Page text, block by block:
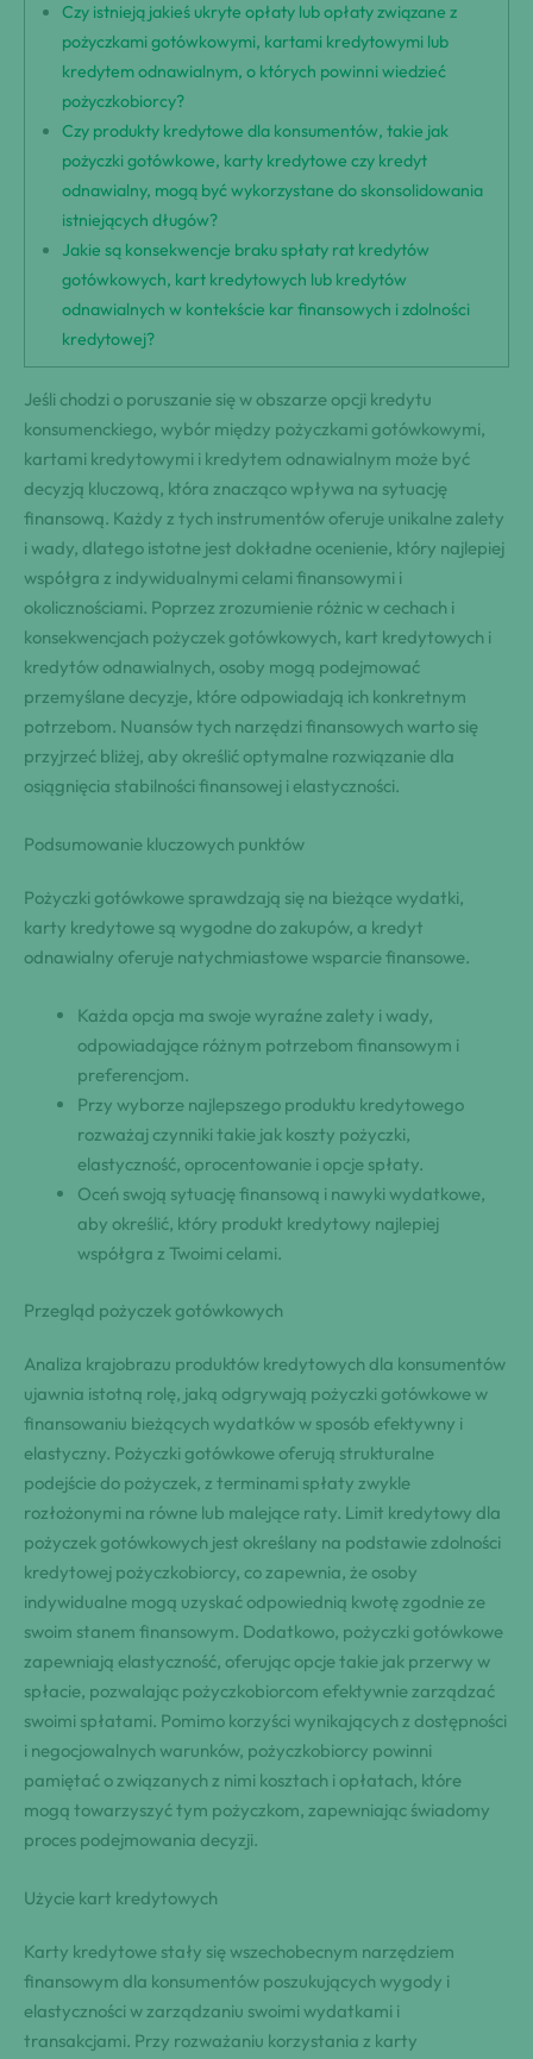
Czy istnieją jakieś ukryte opłaty lub opłaty związane z
pożyczkami gotówkowymi, kartami kredytowymi lub
kredytem odnawialnym, o których powinni wiedzieć
pożyczkobiorcy?
Czy produkty kredytowe dla konsumentów, takie jak
pożyczki gotówkowe, karty kredytowe czy kredyt
odnawialny, mogą być wykorzystane do skonsolidowania
istniejących długów?
Jakie są konsekwencje braku spłaty rat kredytów
gotówkowych, kart kredytowych lub kredytów
odnawialnych w kontekście kar finansowych i zdolności
kredytowej?
Jeśli chodzi o poruszanie się w obszarze opcji kredytu
konsumenckiego, wybór między pożyczkami gotówkowymi,
kartami kredytowymi i kredytem odnawialnym może być
decyzją kluczową, która znacząco wpływa na sytuację
finansową. Każdy z tych instrumentów oferuje unikalne zalety
i wady, dlatego istotne jest dokładne ocenienie, który najlepiej
współgra z indywidualnymi celami finansowymi i
okolicznościami. Poprzez zrozumienie różnic w cechach i
konsekwencjach pożyczek gotówkowych, kart kredytowych i
kredytów odnawialnych, osoby mogą podejmować
przemyślane decyzje, które odpowiadają ich konkretnym
potrzebom. Nuansów tych narzędzi finansowych warto się
przyjrzeć bliżej, aby określić optymalne rozwiązanie dla
osiągnięcia stabilności finansowej i elastyczności.
Podsumowanie kluczowych punktów
Pożyczki gotówkowe sprawdzają się na bieżące wydatki,
karty kredytowe są wygodne do zakupów, a kredyt
odnawialny oferuje natychmiastowe wsparcie finansowe.
Każda opcja ma swoje wyraźne zalety i wady,
odpowiadające różnym potrzebom finansowym i
preferencjom.
Przy wyborze najlepszego produktu kredytowego
rozważaj czynniki takie jak koszty pożyczki,
elastyczność, oprocentowanie i opcje spłaty.
Oceń swoją sytuację finansową i nawyki wydatkowe,
aby określić, który produkt kredytowy najlepiej
współgra z Twoimi celami.
Przegląd pożyczek gotówkowych
Analiza krajobrazu produktów kredytowych dla konsumentów
ujawnia istotną rolę, jaką odgrywają pożyczki gotówkowe w
finansowaniu bieżących wydatków w sposób efektywny i
elastyczny. Pożyczki gotówkowe oferują strukturalne
podejście do pożyczek, z terminami spłaty zwykle
rozłożonymi na równe lub malejące raty. Limit kredytowy dla
pożyczek gotówkowych jest określany na podstawie zdolności
kredytowej pożyczkobiorcy, co zapewnia, że osoby
indywidualne mogą uzyskać odpowiednią kwotę zgodnie ze
swoim stanem finansowym. Dodatkowo, pożyczki gotówkowe
zapewniają elastyczność, oferując opcje takie jak przerwy w
spłacie, pozwalając pożyczkobiorcom efektywnie zarządzać
swoimi spłatami. Pomimo korzyści wynikających z dostępności
i negocjowalnych warunków, pożyczkobiorcy powinni
pamiętać o związanych z nimi kosztach i opłatach, które
mogą towarzyszyć tym pożyczkom, zapewniając świadomy
proces podejmowania decyzji.
Użycie kart kredytowych
Karty kredytowe stały się wszechobecnym narzędziem
finansowym dla konsumentów poszukujących wygody i
elastyczności w zarządzaniu swoimi wydatkami i
transakcjami. Przy rozważaniu korzystania z karty